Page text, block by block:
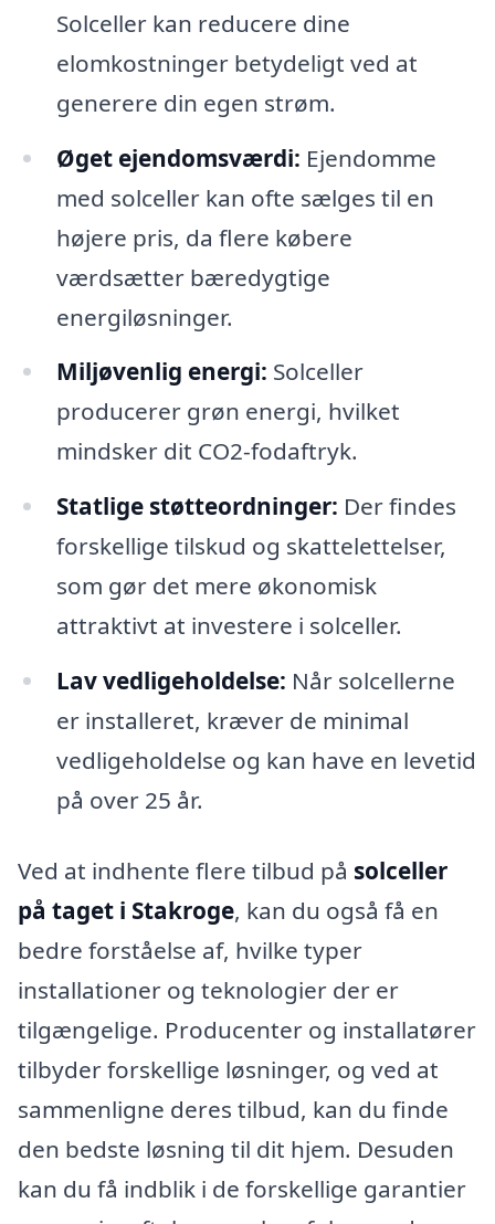
Solceller kan reducere dine
elomkostninger betydeligt ved at
generere din egen strøm.
Øget ejendomsværdi: Ejendomme
med solceller kan ofte sælges til en
højere pris, da flere købere
værdsætter bæredygtige
energiløsninger.
Miljøvenlig energi: Solceller
producerer grøn energi, hvilket
mindsker dit CO2-fodaftryk.
Statlige støtteordninger: Der findes
forskellige tilskud og skattelettelser,
som gør det mere økonomisk
attraktivt at investere i solceller.
Lav vedligeholdelse: Når solcellerne
er installeret, kræver de minimal
vedligeholdelse og kan have en levetid
på over 25 år.
Ved at indhente flere tilbud på solceller
på taget i Stakroge, kan du også få en
bedre forståelse af, hvilke typer
installationer og teknologier der er
tilgængelige. Producenter og installatører
tilbyder forskellige løsninger, og ved at
sammenligne deres tilbud, kan du finde
den bedste løsning til dit hjem. Desuden
kan du få indblik i de forskellige garantier